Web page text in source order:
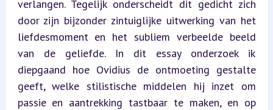
verlangen. Tegelijk onderscheidt dit gedicht zich
door zijn bijzonder zintuiglijke uitwerking van het
liefdesmoment en het subliem verbeelde beeld
van de geliefde. In dit essay onderzoek ik
diepgaand hoe Ovidius de ontmoeting gestalte
geeft, welke stilistische middelen hij inzet om
passie en aantrekking tastbaar te maken, en op